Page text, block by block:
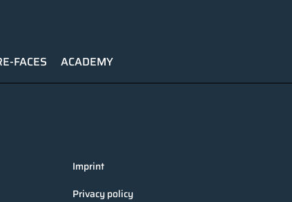
FACES ACADEMY
Imprint
Privacy policy